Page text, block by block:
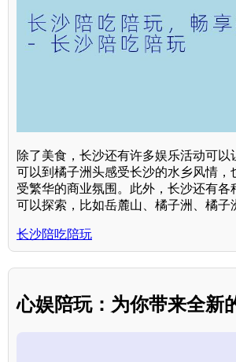
除了美食，长沙还有许多娱乐活动可以
可以到橘子洲头感受长沙的水乡风情，
受繁华的商业氛围。此外，长沙还有各
可以探索，比如岳麓山、橘子洲、橘子
长沙陪吃陪玩
心娱陪玩：为你带来全新